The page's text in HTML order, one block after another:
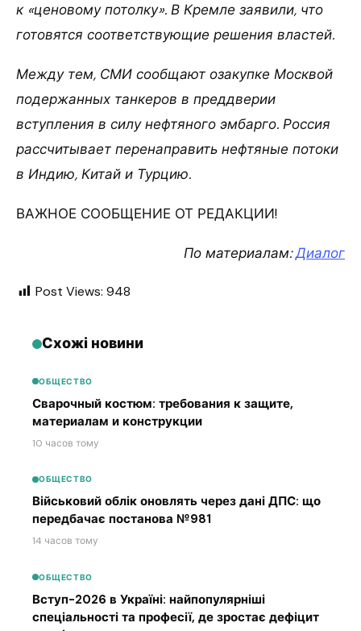
к «ценовому потолку». В Кремле заявили, что
готовятся соответствующие решения властей.
Между тем, СМИ сообщают озакупке Москвой
подержанных танкеров в преддверии
вступления в силу нефтяного эмбарго. Россия
рассчитывает перенаправить нефтяные потоки
в Индию, Китай и Турцию.
ВАЖНОЕ СООБЩЕНИЕ ОТ РЕДАКЦИИ!
По материалам:Диалог
Post Views: 948
Схожі новини
ОБЩЕСТВО
Сварочный костюм: требования к защите,
материалам и конструкции
10 часов тому
ОБЩЕСТВО
Військовий облік оновлять через дані ДПС: що
передбачає постанова №981
14 часов тому
ОБЩЕСТВО
Вступ-2026 в Україні: найпопулярніші
спеціальності та професії, де зростає дефіцит